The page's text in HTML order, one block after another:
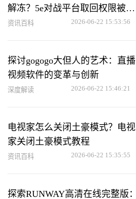
解冻？5e对战平台取回权限被冻
结解冻方法
资讯百科 2026-06-22 15:53:56
探讨gogogo大但人的艺术：直播
视频软件的变革与创新
深度解读 2026-06-22 15:46:21
电视家怎么关闭土豪模式？电视
家关闭土豪模式教程
资讯百科 2026-06-22 15:35:55
探索RUNWAY高清在线完整版：